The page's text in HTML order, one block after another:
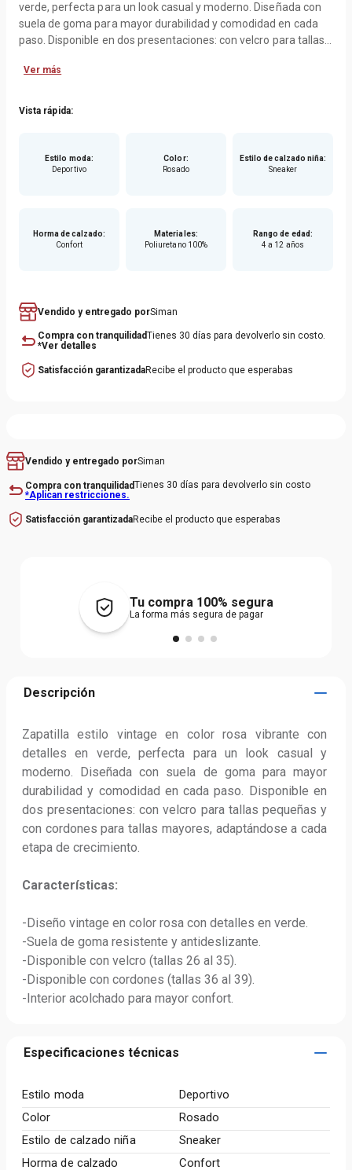
verde, perfecta para un look casual y moderno. Diseñada con
suela de goma para mayor durabilidad y comodidad en cada
paso. Disponible en dos presentaciones: con velcro para tallas
cada etapa de crecimiento.
Características:
-Suela de goma resistente y antideslizante.
-Disponible con velcro (tallas 26 al 35).
Ver más
Vista rápida:
Estilo moda:
Deportivo
Color:
Rosado
Estilo de calzado niña:
Sneaker
Horma de calzado:
Confort
Materiales:
Poliuretano 100%
Rango de edad:
4 a 12 años
Vendido y entregado porSiman
Compra con tranquilidadTienes 30 días para devolverlo sin costo.
*Ver detalles
Satisfacción garantizadaRecibe el producto que esperabas
Vendido y entregado porSiman
Compra con tranquilidadTienes 30 días para devolverlo sin costo
*Aplican restricciones.
Satisfacción garantizadaRecibe el producto que esperabas
Tu compra 100% segura
La forma más segura de pagar
Descripción
Zapatilla estilo vintage en color rosa vibrante con
detalles en verde, perfecta para un look casual y
moderno. Diseñada con suela de goma para mayor
durabilidad y comodidad en cada paso. Disponible en
dos presentaciones: con velcro para tallas pequeñas y
con cordones para tallas mayores, adaptándose a cada
etapa de crecimiento.
Características:
-Diseño vintage en color rosa con detalles en verde.
-Suela de goma resistente y antideslizante.
-Disponible con velcro (tallas 26 al 35).
-Disponible con cordones (tallas 36 al 39).
-Interior acolchado para mayor confort.
Especificaciones técnicas
Estilo moda
Deportivo
Color
Rosado
Estilo de calzado niña
Sneaker
Horma de calzado
Confort